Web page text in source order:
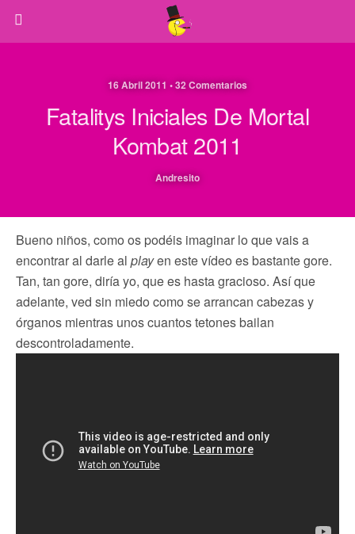
16 Abril 2011 • 32 Comentarios
Fatalitys Iniciales De Mortal
Kombat 2011
Andresito
Bueno niños, como os podéis imaginar lo que vais a
encontrar al darle al playen este vídeo es bastante gore.
Tan, tan gore, diría yo, que es hasta gracioso. Así que
adelante, ved sin miedo como se arrancan cabezas y
órganos mientras unos cuantos tetones bailan
descontroladamente.